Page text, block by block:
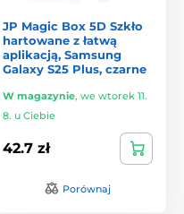
JP Magic Box 5D Szkło
hartowane z łatwą
aplikacją, Samsung
Galaxy S25 Plus, czarne
W magazynie, we wtorek 11.
8. u Ciebie
42.7 zł
Porównaj